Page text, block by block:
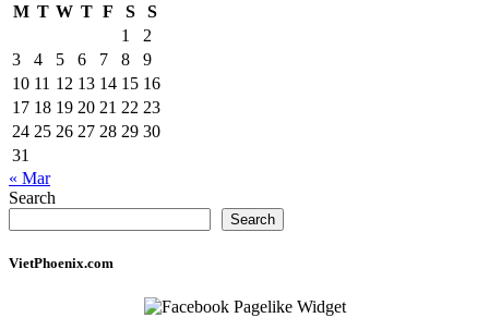
M T W T F S
S
1
2
3
4 5 6 7 8
9
10 11 12 13 14 15 16
17 18 19 20 21 22 23
24 25 26 27 28 29 30
31
« Mar
Search
Search
VietPhoenix.com